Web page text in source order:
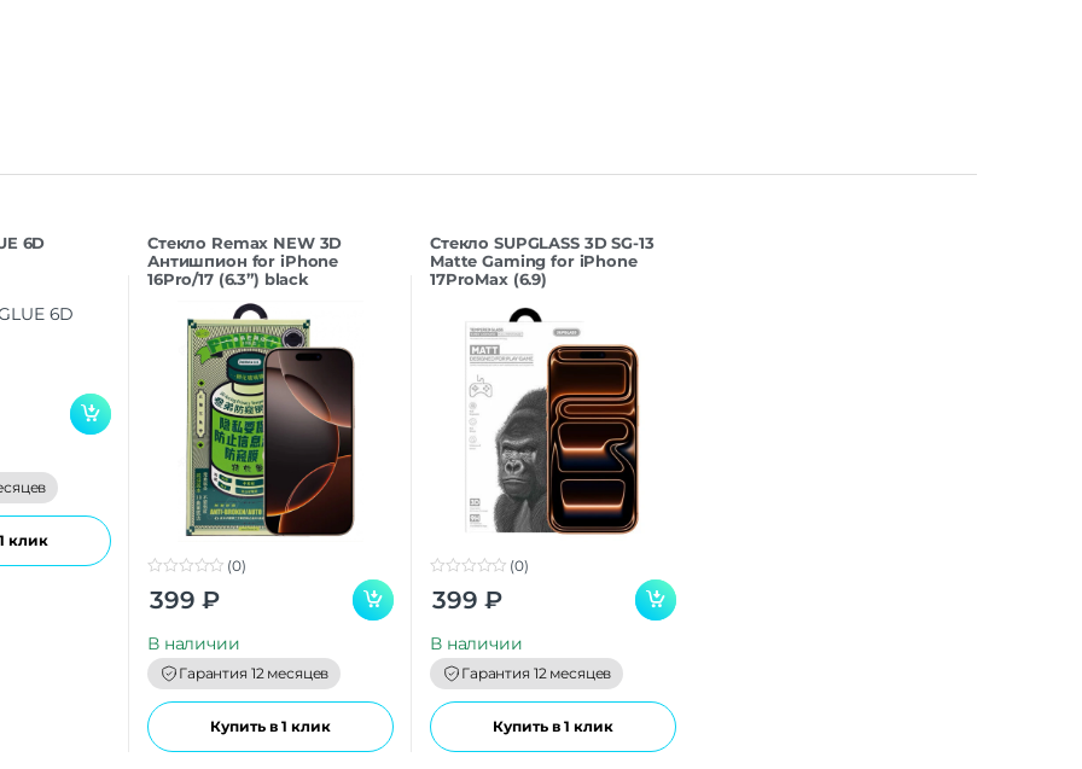
6D
клик
Стекло Remax NEW 3D
Антишпион for iPhone
16Pro/17 (6.3”) black
o
o
(0)
399 ₽
В наличии
Гарантия 12 месяцев
Купить в 1 клик
Стекло SUPGLASS 3D SG-13
Matte Gaming for iPhone
17ProMax (6.9)
o
o
(0)
399 ₽
В наличии
Гарантия 12 месяцев
Купить в 1 клик